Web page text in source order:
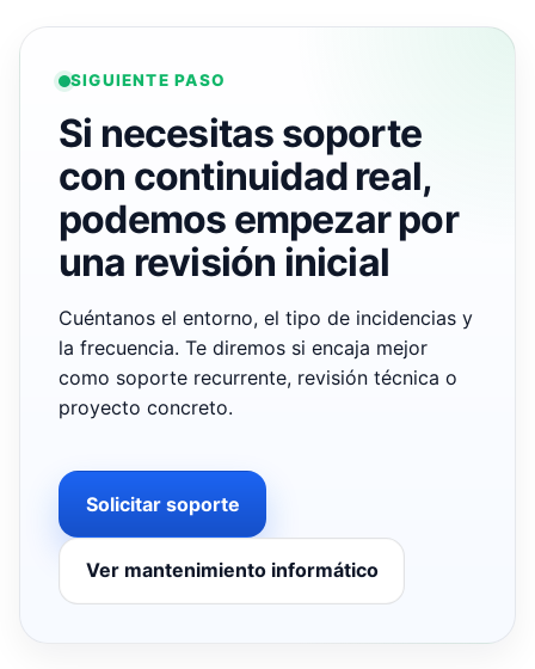
SIGUIENTE PASO
Si necesitas soporte
con continuidad real,
podemos empezar por
una revisión inicial
Cuéntanos el entorno, el tipo de incidencias y
la frecuencia. Te diremos si encaja mejor
como soporte recurrente, revisión técnica o
proyecto concreto.
Solicitar soporte
Ver mantenimiento informático